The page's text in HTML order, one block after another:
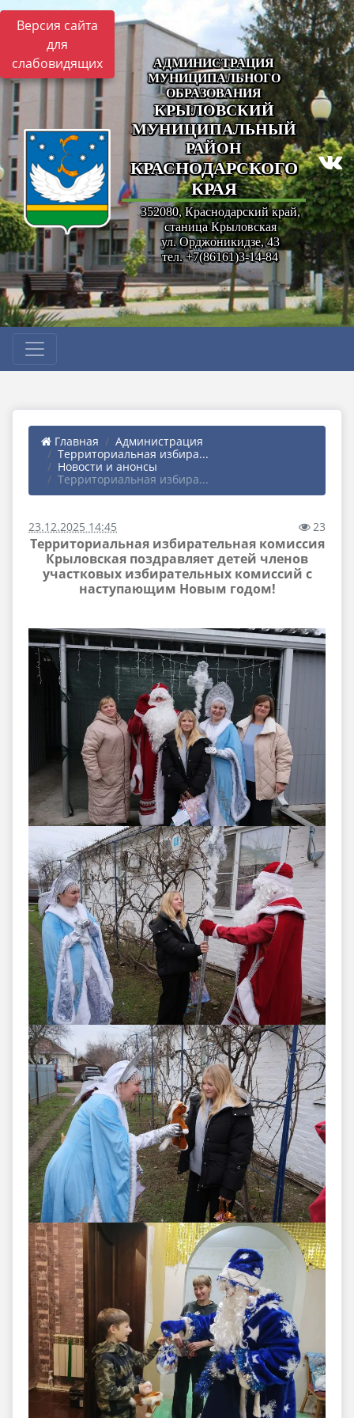
Версия сайта
для
слабовидящих
АДМИНИСТРАЦИЯ
МУНИЦИПАЛЬНОГО
ОБРАЗОВАНИЯ
КРЫЛОВСКИЙ
МУНИЦИПАЛЬНЫЙ
РАЙОН
КРАСНОДАРСКОГО
КРАЯ
352080, Краснодарский край,
станица Крыловская
ул. Орджоникидзе, 43
тел. +7(86161)3-14-84
Главная
Администрация
Территориальная избира...
Новости и анонсы
Территориальная избира...
23.12.2025 14:45 23
Территориальная избирательная комиссия
Крыловская поздравляет детей членов
участковых избирательных комиссий с
наступающим Новым годом!